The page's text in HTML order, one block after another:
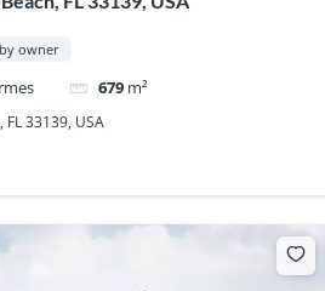
owner
679 m²
33139, USA